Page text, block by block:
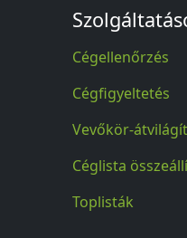
Cégellenőrzés
Cégfigyeltetés
Vevőkör-
Céglista
Toplisták